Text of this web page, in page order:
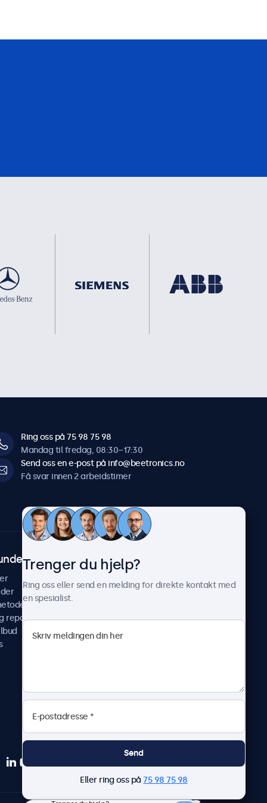
Ring oss på 75 98 75 98
Mandag til fredag, 08:30–17:30
Send oss en e-post på info@beetronics.no
Få svar innen 2 arbeidstimer
reparer
Om Beetronics
Nyheter & oppdateringer
Jobb med oss
Betingelser og vilkår
Trenger du hjelp?
Ring oss eller send en melding for direkte kontakt med
en spesialist.
Send
Eller ring oss på75 98 75 98